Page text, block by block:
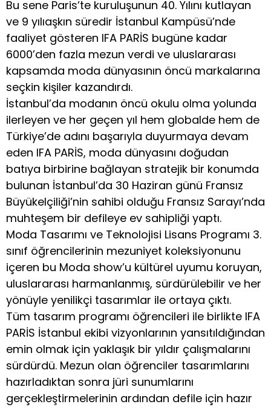
Bu sene Paris’te kuruluşunun 40. Yılını kutlayan
ve 9 yılıaşkın süredir İstanbul Kampüsü’nde
faaliyet gösteren IFA PARİS bugüne kadar
6000’den fazla mezun verdi ve uluslararası
kapsamda moda dünyasının öncü markalarına
seçkin kişiler kazandırdı.
İstanbul’da modanın öncü okulu olma yolunda
ilerleyen ve her geçen yıl hem globalde hem de
Türkiye’de adını başarıyla duyurmaya devam
eden IFA PARİS, moda dünyasını doğudan
batıya birbirine bağlayan stratejik bir konumda
bulunan İstanbul’da 30 Haziran günü Fransız
Büyükelçiliği’nin sahibi olduğu Fransız Sarayı’nda
muhteşem bir defileye ev sahipliği yaptı.
Moda Tasarımı ve Teknolojisi Lisans Programı 3.
sınıf öğrencilerinin mezuniyet koleksiyonunu
içeren bu Moda show’u kültürel uyumu koruyan,
uluslararası harmanlanmış, sürdürülebilir ve her
yönüyle yenilikçi tasarımlar ile ortaya çıktı.
Tüm tasarım programı öğrencileri ile birlikte IFA
PARİS İstanbul ekibi vizyonlarının yansıtıldığından
emin olmak için yaklaşık bir yıldır çalışmalarını
sürdürdü. Mezun olan öğrenciler tasarımlarını
hazırladıktan sonra jüri sunumlarını
gerçekleştirmelerinin ardından defile için hazır